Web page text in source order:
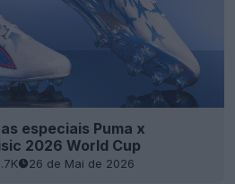
especiais Puma x
2026 World Cup
26 de Mai de 2026